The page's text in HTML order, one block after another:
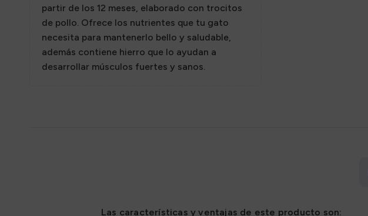
partir de los 12 meses, elaborado con trocitos
de pollo. Ofrece los nutrientes que tu gato
necesita para mantenerlo bello y saludable,
además contiene hierro que lo ayudan a
desarrollar músculos fuertes y sanos.
Las características y ventajas de este producto son: